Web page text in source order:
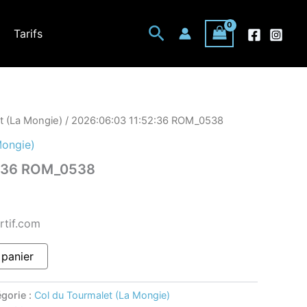
Tarifs Rechercher
(La Mongie) / 2026:06:03 11:52:36 ROM_0538
ROM_0538
: Col du Tourmalet (La Mongie)